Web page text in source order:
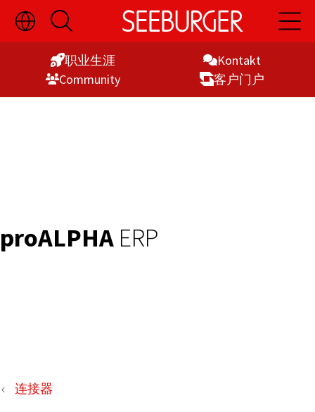
Skip
to
切
换
语
显
开
启
搜
索
开
启
主
Kontakt
职业生涯
客户门户
Commu­nity
proALPHA ERP
连接器